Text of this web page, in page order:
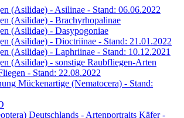
(Asilidae) - Asilinae - Stand: 06.06.2022
(Asilidae) - Brachyrhopalinae
(Asilidae) - Dasypogoniae
(Asilidae) - Dioctriinae - Stand: 21.01.2022
(Asilidae) - Laphriinae - Stand: 10.12.2021
(Asilidae) - sonstige Raubfliegen-Arten
- Stand: 22.08.2022
Mückenartige (Nematocera) - Stand:
Deutschlands - Artenportraits Käfer -